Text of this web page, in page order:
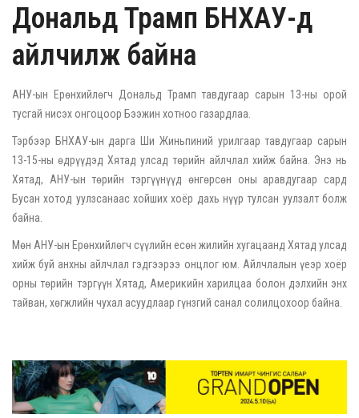
Дональд Трамп БНХАУ-д
айлчилж байна
АНУ-ын Ерөнхийлөгч Дональд Трамп тавдугаар сарын 13-ны орой
тусгай нисэх онгоцоор Бээжин хотноо газардлаа.
Тэрбээр БНХАУ-ын дарга Ши Жиньпиний урилгаар тавдугаар сарын
13-15-ны өдрүүдэд Хятад улсад төрийн айлчлал хийж байна. Энэ нь
Хятад, АНУ-ын төрийн тэргүүнүүд өнгөрсөн оны аравдугаар сард
Бусан хотод уулзсанаас хойших хоёр дахь нүүр тулсан уулзалт болж
байна.
Мөн АНУ-ын Ерөнхийлөгч сүүлийн есөн жилийн хугацаанд Хятад улсад
хийж буй анхны айлчлал гэдгээрээ онцлог юм. Айлчлалын үеэр хоёр
орны төрийн тэргүүн Хятад, Америкийн харилцаа болон дэлхийн энх
тайван, хөгжлийн чухал асуудлаар гүнзгий санал солилцохоор байна.